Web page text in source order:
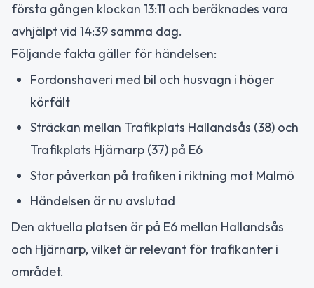
första gången klockan 13:11 och beräknades vara
avhjälpt vid 14:39 samma dag.
Följande fakta gäller för händelsen:
Fordonshaveri med bil och husvagn i höger
körfält
Sträckan mellan Trafikplats Hallandsås (38) och
Trafikplats Hjärnarp (37) på E6
Stor påverkan på trafiken i riktning mot Malmö
Händelsen är nu avslutad
Den aktuella platsen är på E6 mellan Hallandsås
och Hjärnarp, vilket är relevant för trafikanter i
området.